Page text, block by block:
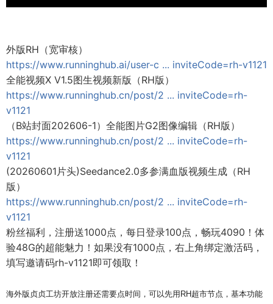
外版RH（宽审核）
https://www.runninghub.ai/user-c ... inviteCode=rh-v1121
全能视频X V1.5图生视频新版（RH版）
https://www.runninghub.cn/post/2 ... inviteCode=rh-
v1121
（B站封面202606-1）全能图片G2图像编辑（RH版）
https://www.runninghub.cn/post/2 ... inviteCode=rh-
v1121
(20260601片头)Seedance2.0多参满血版视频生成（RH
版）
https://www.runninghub.cn/post/2 ... inviteCode=rh-
v1121
粉丝福利，注册送1000点，每日登录100点，畅玩4090！体
验48G的超能魅力！如果没有1000点，右上角绑定激活码，
填写邀请码rh-v1121即可领取！
海外版贞贞工坊开放注册还需要点时间，可以先用RH超市节点，基本功能